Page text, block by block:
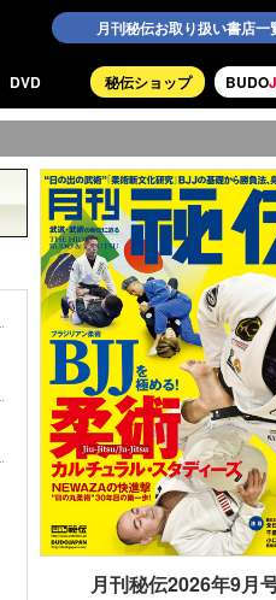
月刊秘伝お取り扱い書店一
BUDO
秘伝ショップ
DVD
月刊秘伝2026年9月